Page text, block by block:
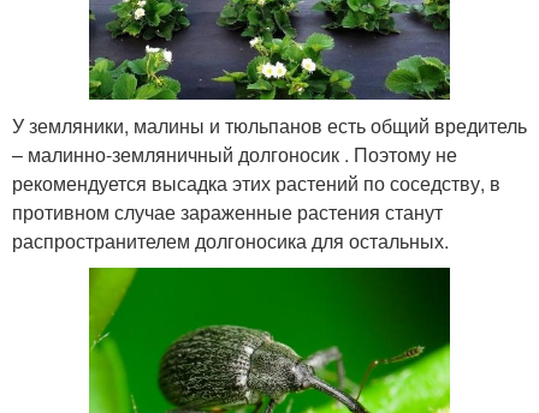
У земляники, малины и тюльпанов есть общий вредитель
– малинно-земляничный долгоносик . Поэтому не
рекомендуется высадка этих растений по соседству, в
противном случае зараженные растения станут
распространителем долгоносика для остальных.